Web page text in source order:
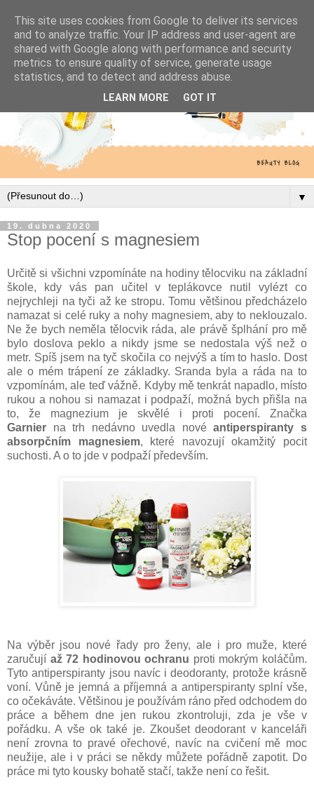
▼
19. dubna 2020
Stop pocení s magnesiem
Určitě si všichni vzpomínáte na hodiny tělocviku na základní
škole, kdy vás pan učitel v teplákovce nutil vylézt co
nejrychleji na tyči až ke stropu. Tomu většinou předcházelo
namazat si celé ruky a nohy magnesiem, aby to neklouzalo.
Ne že bych neměla tělocvik ráda, ale právě šplhání pro mě
bylo doslova peklo a nikdy jsme se nedostala výš než o
metr. Spíš jsem na tyč skočila co nejvýš a tím to haslo. Dost
ale o mém trápení ze základky. Sranda byla a ráda na to
vzpomínám, ale teď vážně. Kdyby mě tenkrát napadlo, místo
rukou a nohou si namazat i podpaží, možná bych přišla na
to, že magnezium je skvělé i proti pocení. Značka
Garnier na trh nedávno uvedla novéantiperspiranty s
absorpčním magnesiem, které navozují okamžitý pocit
suchosti. A o to jde v podpaží především.
Na výběr jsou nové řady pro ženy, ale i pro muže, které
zaručují až 72 hodinovou ochranu proti mokrým koláčům.
Tyto antiperspiranty jsou navíc i deodoranty, protože krásně
voní. Vůně je jemná a příjemná a antiperspiranty splní vše,
co očekáváte. Většinou je používám ráno před odchodem do
práce a během dne jen rukou zkontroluji, zda je vše v
pořádku. A vše ok také je. Zkoušet deodorant v kanceláři
není zrovna to pravé ořechové, navíc na cvičení mě moc
neužije, ale i v práci se někdy můžete pořádně zapotit. Do
práce mi tyto kousky bohatě stačí, takže není co řešit.
This site uses cookies from Google to deliver its services
and to analyze traffic. Your IP address and user-agent are
shared with Google along with performance and security
metrics to ensure quality of service, generate usage
statistics, and to detect and address abuse.
LEARN MORE GOT IT